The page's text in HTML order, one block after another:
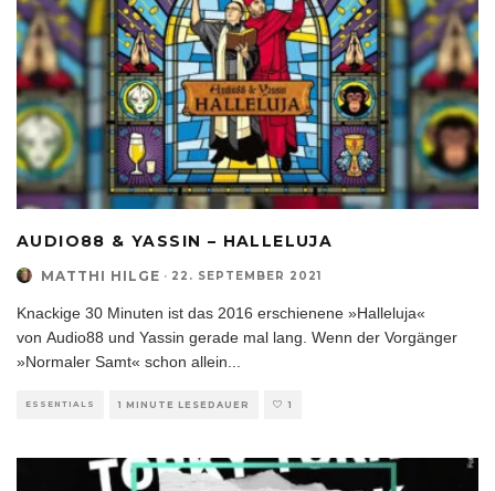
AUDIO88 & YASSIN – HALLELUJA
MATTHI HILGE · 22. SEPTEMBER 2021
Knackige 30 Minuten ist das 2016 erschienene »Halleluja«
von Audio88 und Yassin gerade mal lang. Wenn der Vorgänger
»Normaler Samt« schon allein
ESSENTIALS 1 MINUTE LESEDAUER 1